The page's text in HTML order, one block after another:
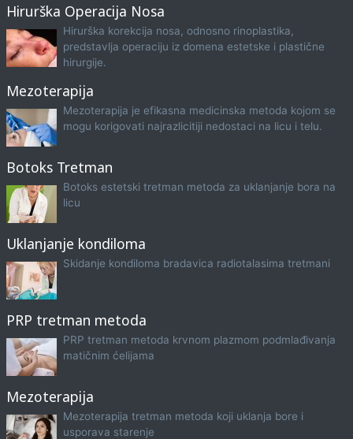
Hirurška Operacija Nosa
Hirurška korekcija nosa, odnosno rinoplastika,
predstavlja operaciju iz domena estetske i plastične
hirurgije.
Mezoterapija
Mezoterapija je efikasna medicinska metoda kojom se
mogu korigovati najrazlicitiji nedostaci na licu i telu.
Botoks Tretman
Botoks estetski tretman metoda za uklanjanje bora na
licu
Uklanjanje kondiloma
Skidanje kondiloma bradavica radiotalasima tretmani
PRP tretman metoda
PRP tretman metoda krvnom plazmom podmlađivanja
matičnim ćelijama
Mezoterapija
Mezoterapija tretman metoda koji uklanja bore i
usporava starenje